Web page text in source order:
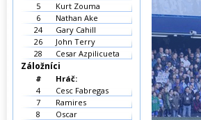
5
Kurt Zouma
6
Nathan Ake
24
Gary Cahill
26
John Terry
28
Cesar Azpilicueta
Záložníci
#
Hráč:
4
Cesc Fabregas
7
Ramires
8
Oscar